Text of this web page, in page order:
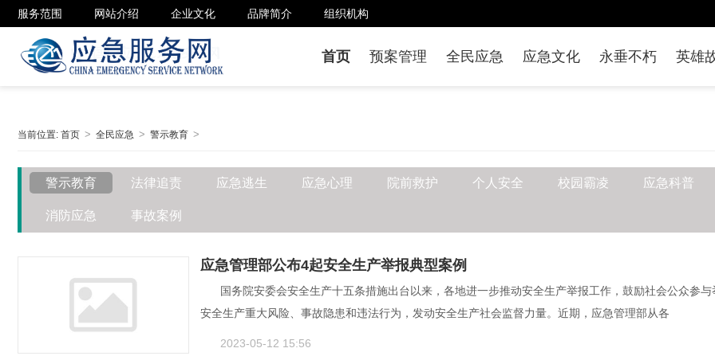
服务范围 网站介绍 企业文化 品牌简介 组织机构
首页 预案管理 全民应急 应急文化 永垂不朽 英雄
当前位置: 首页 全民应急 警示教育
警示教育 法律追责 应急逃生 应急心理 院前救护 个人安全 校园霸凌 应急科普
消防应急 事故案例
应急管理部公布4起安全生产举报典型案例
国务院安委会安全生产十五条措施出台以来，各地进一步推动安全生产举报工作，鼓励社会公众参与
安全生产重大风险、事故隐患和违法行为，发动安全生产社会监督力量。近期，应急管理部从各
2023-05-12 15:56